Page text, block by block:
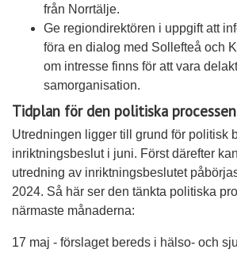
från Norrtälje.
Ge regiondirektören i uppgift att
föra en dialog med Sollefteå och
om intresse finns för att vara
samorganisation.
Tidplan för den politiska processen
Utredningen ligger till grund för politisk
inriktningsbeslut i juni. Först därefter
utredning av inriktningsbeslutet
2024. Så här ser den tänkta politiska
närmaste månaderna:
17 maj - förslaget bereds i hälso- och